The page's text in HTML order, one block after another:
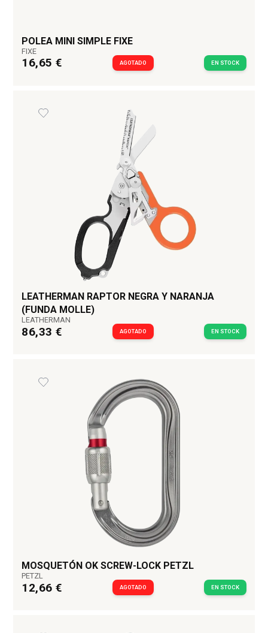
POLEA MINI SIMPLE FIXE
FIXE
16,65 € AGOTADO EN STOCK
LEATHERMAN RAPTOR NEGRA Y NARANJA
(FUNDA MOLLE)
LEATHERMAN
86,33 € AGOTADO EN STOCK
MOSQUETÓN OK SCREW-LOCK PETZL
PETZL
12,66 € AGOTADO EN STOCK